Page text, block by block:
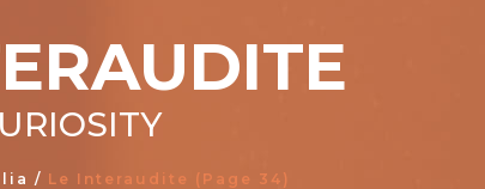
/ Le Interaudite (Page 34)